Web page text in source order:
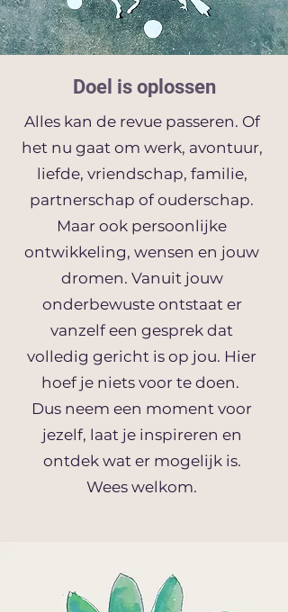
Doel is oplossen
Alles kan de revue passeren. Of
het nu gaat om werk, avontuur,
liefde, vriendschap, familie,
partnerschap of ouderschap.
Maar ook persoonlijke
ontwikkeling, wensen en jouw
dromen. Vanuit jouw
onderbewuste ontstaat er
vanzelf een gesprek dat
volledig gericht is op jou. Hier
hoef je niets voor te doen.
Dus neem een moment voor
jezelf, laat je inspireren en
ontdek wat er mogelijk is.
Wees welkom.